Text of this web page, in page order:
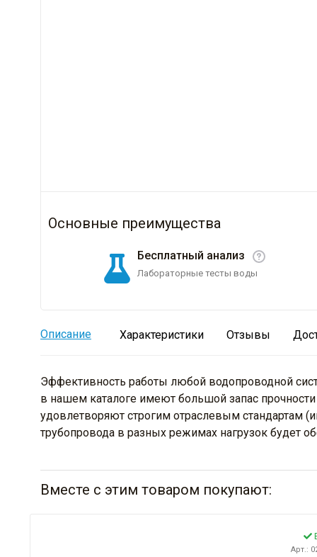
Основные преимущества
Бесплатный анализ
Лабораторные тесты воды
Описание Характеристики Отзывы
Эффективность работы любой водопроводной
в нашем каталоге имеют большой запас
удовлетворяют строгим отраслевым стандартам
трубопровода в разных режимах нагрузок будет
Вместе с этим товаром покупают:
Арт.: